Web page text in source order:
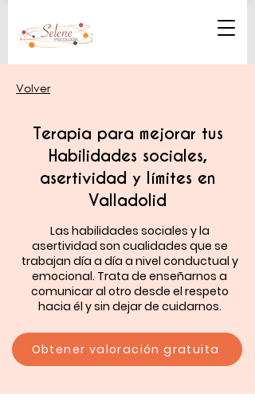
Volver
Terapia para mejorar tus
Habilidades sociales,
asertividad y límites en
Valladolid
Las habilidades sociales y la
asertividad son cualidades que se
trabajan día a día a nivel conductual y
emocional. Trata de enseñarnos a
comunicar al otro desde el respeto
hacia él y sin dejar de cuidarnos.
Obtener valoración gratuita